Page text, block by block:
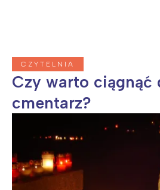
CZYTELNIA
Czy warto ciągnąć
cmentarz?